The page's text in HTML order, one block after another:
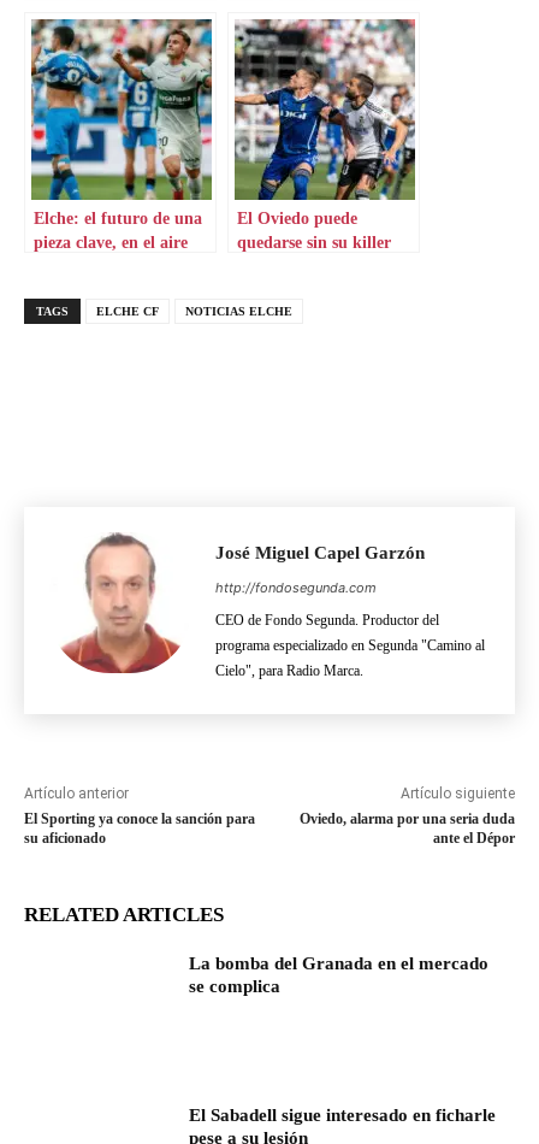
Elche: el futuro de una
pieza clave, en el aire
El Oviedo puede
quedarse sin su killer
TAGS ELCHE CF NOTICIAS ELCHE
José Miguel Capel Garzón
http://fondosegunda.com
CEO de Fondo Segunda. Productor del
programa especializado en Segunda "Camino al
Cielo", para Radio Marca.
Artículo anterior
El Sporting ya conoce la sanción para
su aficionado
Artículo siguiente
Oviedo, alarma por una seria duda
ante el Dépor
RELATED ARTICLES
La bomba del Granada en el mercado
se complica
El Sabadell sigue interesado en ficharle
pese a su lesión